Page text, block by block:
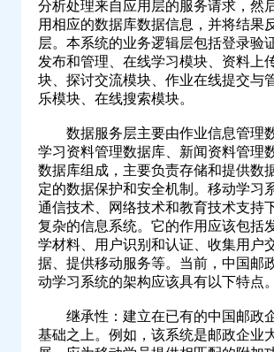
分析处理来自应用层的服务请求，然
用相应的数据库数据信息，并将结果
层。本系统的业务逻辑层包括登录验
发布和管理、在线学习模块、资料上
块、探讨交流模块、作业在线提交与
乐模块、在线搜索模块。
数据服务层主要由作业信息管理
学习资料管理数据库、新闻资料管理
数据库组成，主要负责存储和提供数
定的数据保护和安全机制。移动学习
通信技术、网络技术和教育技术支持
复杂的信息系统。它的作用应该包括
学材料、用户识别和认证、收集用户
据、提供移动服务等。当前，中国邮
动学习系统的架构应该具有以下特点。
继承性：建立在已有的中国邮政
基础之上。例如，该系统是邮政企业